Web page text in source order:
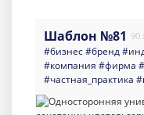
Шаблон №81 90
#бизнес#бренд
#компания #фирма
#частная_практика